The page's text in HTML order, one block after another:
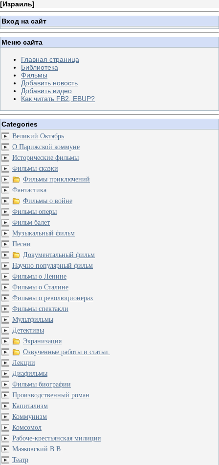
[Израиль]
Вход на сайт
Меню сайта
Главная страница
Библиотека
Фильмы
Добавить новость
Добавить видео
Как читать FB2, EBUP?
Categories
Великий Октябрь
О Парижской коммуне
Исторические фильмы
Фильмы сказки
Фильмы приключений
Фантастика
Фильмы о войне
Фильмы оперы
Фильм балет
Музыкальный фильм
Песни
Документальный фильм
Научно популярный фильм
Фильмы о Ленине
Фильмы о Сталине
Фильмы о революционерах
Фильмы спектакли
Мультфильмы
Детективы
Экранизация
Озвученные работы и статьи.
Лекции
Диафильмы
Фильмы биографии
Производственный роман
Капитализм
Коммунизм
Комсомол
Рабоче-крестьянская милиция
Маяковский В.В.
Театр